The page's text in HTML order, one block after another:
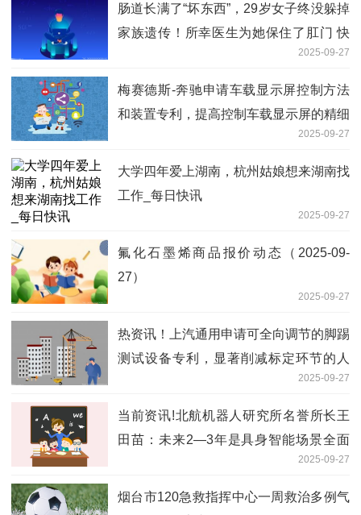
肠道长满了“坏东西”，29岁女子终没躲掉
家族遗传！所幸医生为她保住了肛门 快
2025-09-27
梅赛德斯-奔驰申请车载显示屏控制方法
和装置专利，提高控制车载显示屏的精细
2025-09-27
大学四年爱上湖南，杭州姑娘想来湖南找
工作_每日快讯
2025-09-27
氟化石墨烯商品报价动态（2025-09-
27）
2025-09-27
热资讯！上汽通用申请可全向调节的脚踢
测试设备专利，显著削减标定环节的人
2025-09-27
当前资讯!北航机器人研究所名誉所长王
田苗：未来2—3年是具身智能场景全面
2025-09-27
烟台市120急救指挥中心一周救治多例气